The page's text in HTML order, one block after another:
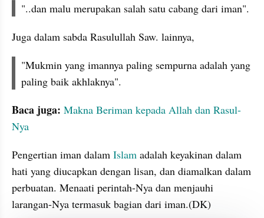
"..dan malu merupakan salah satu cabang dari iman".
Juga dalam sabda Rasulullah Saw. lainnya,
"Mukmin yang imannya paling sempurna adalah yang
paling baik akhlaknya".
Baca juga: Makna Beriman kepada Allah dan Rasul-
Nya
Pengertian iman dalam Islam adalah keyakinan dalam
hati yang diucapkan dengan lisan, dan diamalkan dalam
perbuatan. Menaati perintah-Nya dan menjauhi
larangan-Nya termasuk bagian dari iman.(DK)